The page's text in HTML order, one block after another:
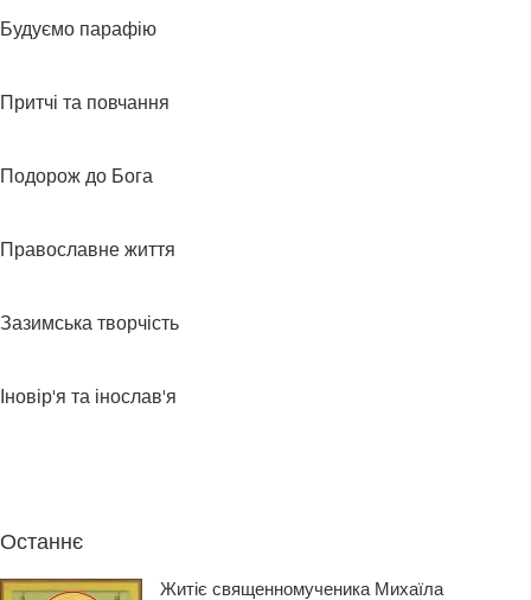
Будуємо парафію
Притчі та повчання
Подорож до Бога
Православне життя
Зазимська творчість
Іновір'я та інослав'я
Останнє
Житіє священномученика Михаїла